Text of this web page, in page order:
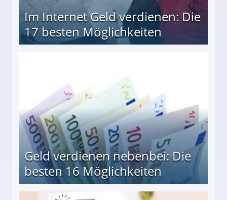
Im Internet Geld verdienen: Die
17 besten Möglichkeiten
Geld verdienen nebenbei: Die
besten 16 Möglichkeiten